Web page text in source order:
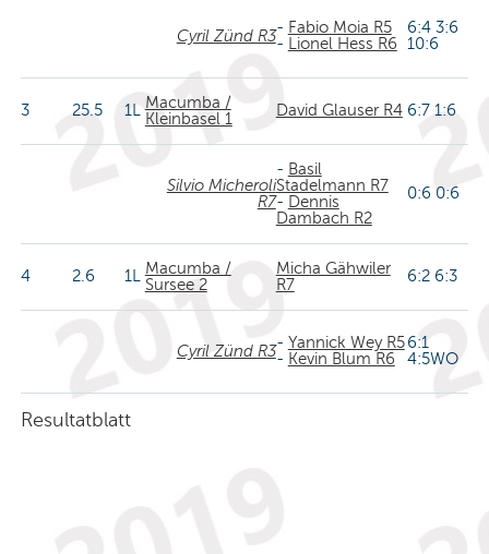
Cyril Zünd R3- Fabio Moia R5
-
Lionel Hess R6
6:4 3:6
10:6
3 25.5 1LMacumba /
Kleinbasel 1
David Glauser R4 6:7 1:6
Silvio Micheroli
R7
- Basil
Stadelmann R7
- Dennis
Dambach R2
0:6 0:6
4 2.6 1LMacumba /
Sursee 2
Micha Gähwiler
R7
6:2 6:3
Cyril Zünd R3- Yannick Wey R5
- Kevin Blum R6
6:1
4:5WO
Resultatblatt